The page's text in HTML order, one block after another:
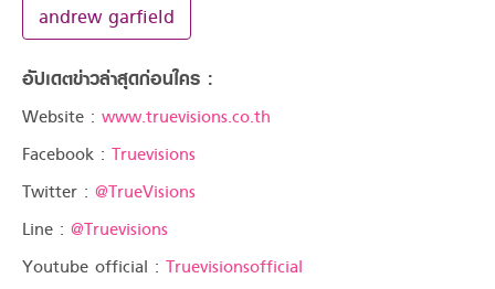
andrew garfield
อัปเดตข่าวล่าสุดก่อนใคร :
Website : www.truevisions.co.th
Facebook : Truevisions
Twitter : @TrueVisions
Line : @Truevisions
Youtube official : Truevisionsofficial